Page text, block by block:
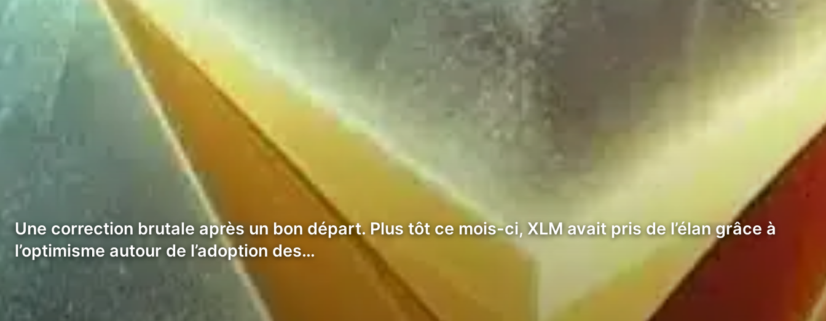
Une correction brutale après un bon départ. Plus tôt ce mois-ci, XLM avait pris de l’élan grâce à
l’optimisme autour de l’adoption des…